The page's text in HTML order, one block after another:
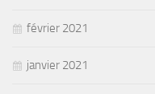
février 2021
janvier 2021